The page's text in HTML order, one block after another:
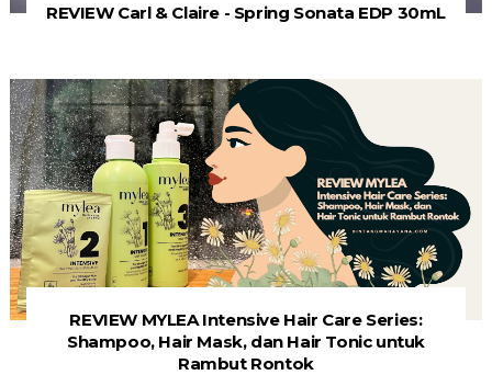
REVIEW Carl & Claire - Spring Sonata EDP 30mL
REVIEW MYLEA Intensive Hair Care Series:
Shampoo, Hair Mask, dan Hair Tonic untuk
Rambut Rontok